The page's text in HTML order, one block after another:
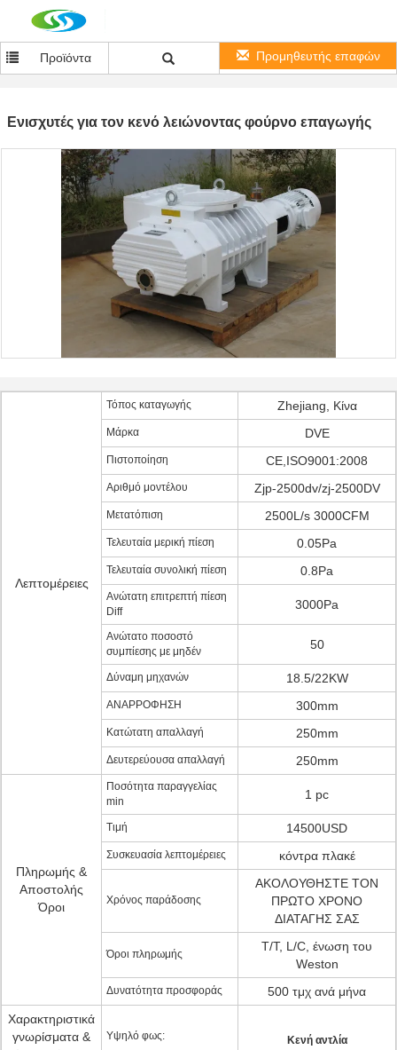
Προϊόντα Προμηθευτής επαφών
Ενισχυτές για τον κενό λειώνοντας φούρνο επαγωγής
Λεπτομέρειες
Τόπος καταγωγής Zhejiang, Κίνα
Μάρκα DVE
Πιστοποίηση CE,ISO9001:2008
Αριθμό μοντέλου Zjp-2500dv/zj-2500DV
Μετατόπιση 2500L/s 3000CFM
Τελευταία μερική πίεση 0.05Pa
Τελευταία συνολική πίεση 0.8Pa
Ανώτατη επιτρεπτή πίεση
Diff
3000Pa
Ανώτατο ποσοστό
συμπίεσης με μηδέν
50
Δύναμη μηχανών 18.5/22KW
ΑΝΑΡΡΟΦΗΣΗ 300mm
Κατώτατη απαλλαγή 250mm
Δευτερεύουσα απαλλαγή 250mm
Πληρωμής &
Αποστολής
Όροι
Ποσότητα παραγγελίας
min
1 pc
Τιμή 14500USD
Συσκευασία λεπτομέρειες κόντρα πλακέ
Χρόνος παράδοσης
ΑΚΟΛΟΥΘΗΣΤΕ ΤΟΝ
ΠΡΩΤΟ ΧΡΟΝΟ
ΔΙΑΤΑΓΗΣ ΣΑΣ
Όροι πληρωμής
T/T, L/C, ένωση του
Weston
Δυνατότητα προσφοράς
500 τμχ ανά μήνα
Χαρακτηριστικά
γνωρίσματα &
Υψηλό φως: Κενή αντλία